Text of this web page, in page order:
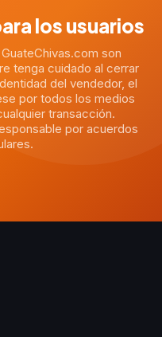
los usuarios
son
tenga cuidado al cerrar
del vendedor, el
por todos los medios
transacción.
por acuerdos